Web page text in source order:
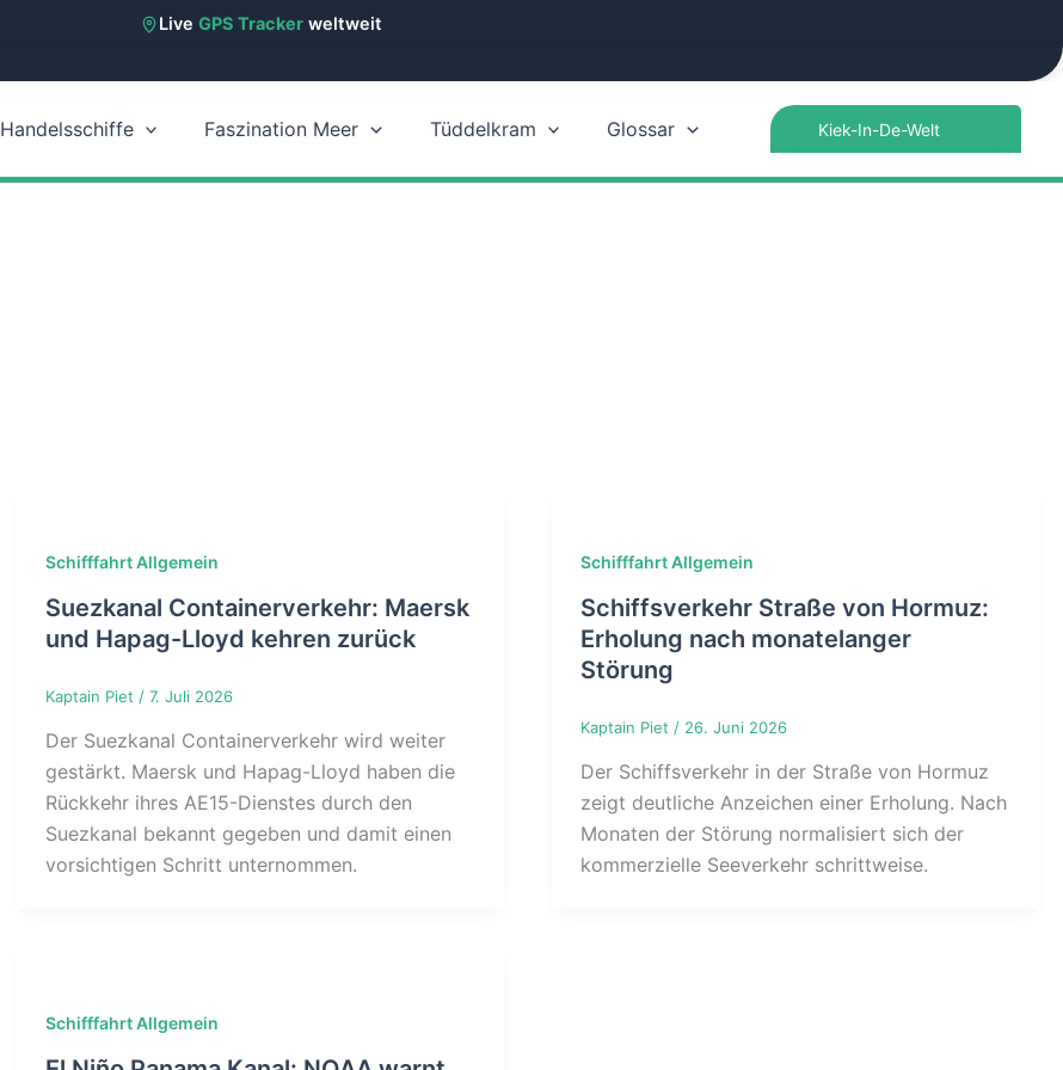
Live GPS Trackerweltweit
Handelsschiffe Faszination Meer Tüddelkram Glossar
Schifffahrt Allgemein
Suezkanal Containerverkehr: Maersk
und Hapag-Lloyd kehren zurück
Kaptain Piet / 7. Juli 2026
Der Suezkanal Containerverkehr wird weiter
gestärkt. Maersk und Hapag-Lloyd haben die
Rückkehr ihres AE15-Dienstes durch den
Suezkanal bekannt gegeben und damit einen
vorsichtigen Schritt unternommen.
Schifffahrt Allgemein
Schiffsverkehr Straße von Hormuz:
Erholung nach monatelanger
Störung
Kaptain Piet / 26. Juni 2026
Der Schiffsverkehr in der Straße von Hormuz
zeigt deutliche Anzeichen einer Erholung. Nach
Monaten der Störung normalisiert sich der
kommerzielle Seeverkehr schrittweise.
Schifffahrt Allgemein